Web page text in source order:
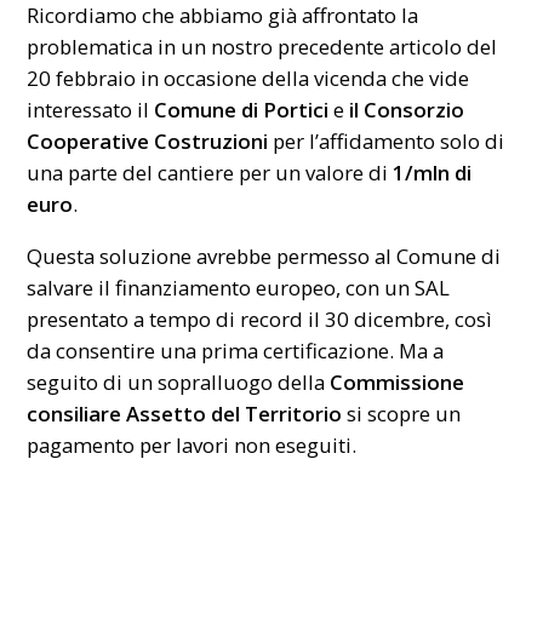
Ricordiamo che abbiamo già affrontato la
problematica in un nostro precedente articolo del
20 febbraio in occasione della vicenda che vide
interessato il Comune di Portici e il Consorzio
Cooperative Costruzioni per l’affidamento solo di
una parte del cantiere per un valore di 1/mln di
euro.
Questa soluzione avrebbe permesso al Comune di
salvare il finanziamento europeo, con un SAL
presentato a tempo di record il 30 dicembre, così
da consentire una prima certificazione. Ma a
seguito di un sopralluogo della Commissione
consiliare Assetto del Territorio si scopre un
pagamento per lavori non eseguiti.